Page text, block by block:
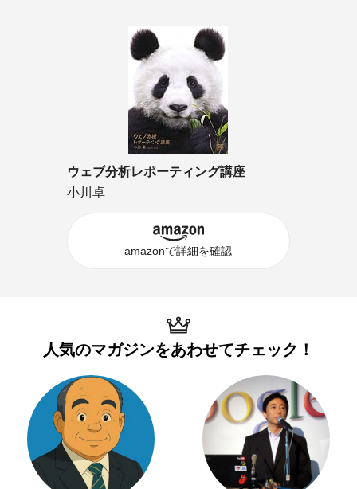
ウェブ分析レポーティング講座
小川卓
amazonで詳細を確認
人気のマガジンをあわせてチェック！